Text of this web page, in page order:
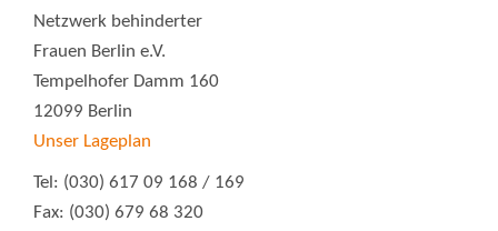
Netzwerk behinderter
Frauen Berlin e.V.
Tempelhofer Damm 160
12099 Berlin
Unser Lageplan
Tel: (030) 617 09 168 / 169
Fax: (030) 679 68 320